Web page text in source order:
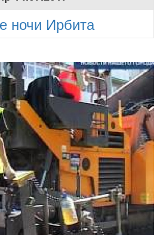
ночи Ирбита